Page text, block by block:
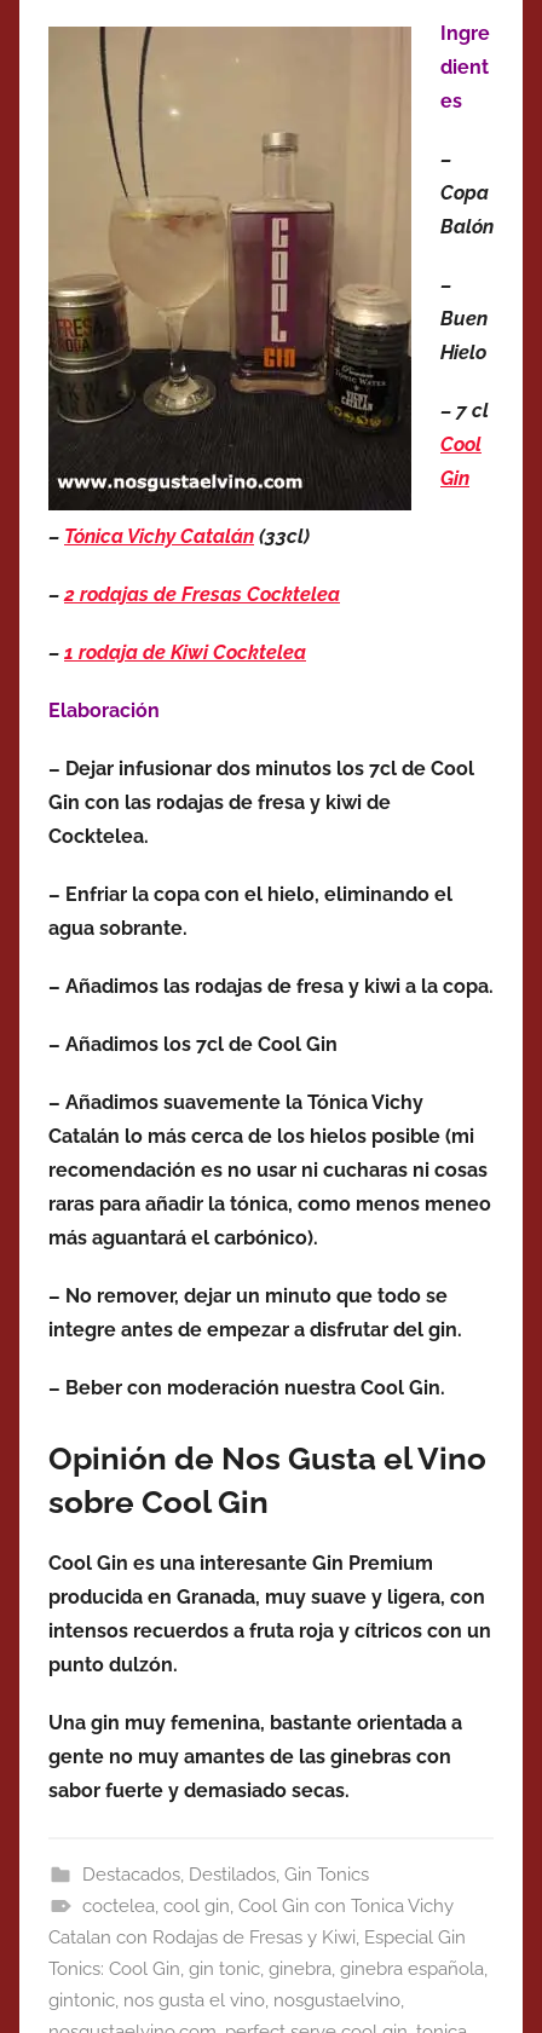
Ingre
dient
es
–
Copa
Balón
–
Buen
Hielo
– 7 cl
Cool
Gin
– Tónica Vichy Catalán (33cl)
–2 rodajas de Fresas Cocktelea
– 1 rodaja de Kiwi Cocktelea
Elaboración
– Dejar infusionar dos minutos los 7cl de Cool
Gin con las rodajas de fresa y kiwi de
Cocktelea.
– Enfriar la copa con el hielo, eliminando el
agua sobrante.
– Añadimos las rodajas de fresa y kiwi a la copa.
– Añadimos los 7cl de Cool Gin
– Añadimos suavemente la Tónica Vichy
Catalán lo más cerca de los hielos posible (mi
recomendación es no usar ni cucharas ni cosas
raras para añadir la tónica, como menos meneo
más aguantará el carbónico).
– No remover, dejar un minuto que todo se
integre antes de empezar a disfrutar del gin.
– Beber con moderación nuestra Cool Gin.
Opinión de Nos Gusta el Vino
sobre Cool Gin
Cool Gin es una interesante Gin Premium
producida en Granada, muy suave y ligera, con
intensos recuerdos a fruta roja y cítricos con un
punto dulzón.
Una gin muy femenina, bastante orientada a
gente no muy amantes de las ginebras con
sabor fuerte y demasiado secas.
Destacados, Destilados, Gin Tonics
coctelea, cool gin, Cool Gin con Tonica Vichy
Catalan con Rodajas de Fresas y Kiwi, Especial Gin
Tonics: Cool Gin, gin tonic, ginebra, ginebra española,
gintonic, nos gusta el vino, nosgustaelvino,